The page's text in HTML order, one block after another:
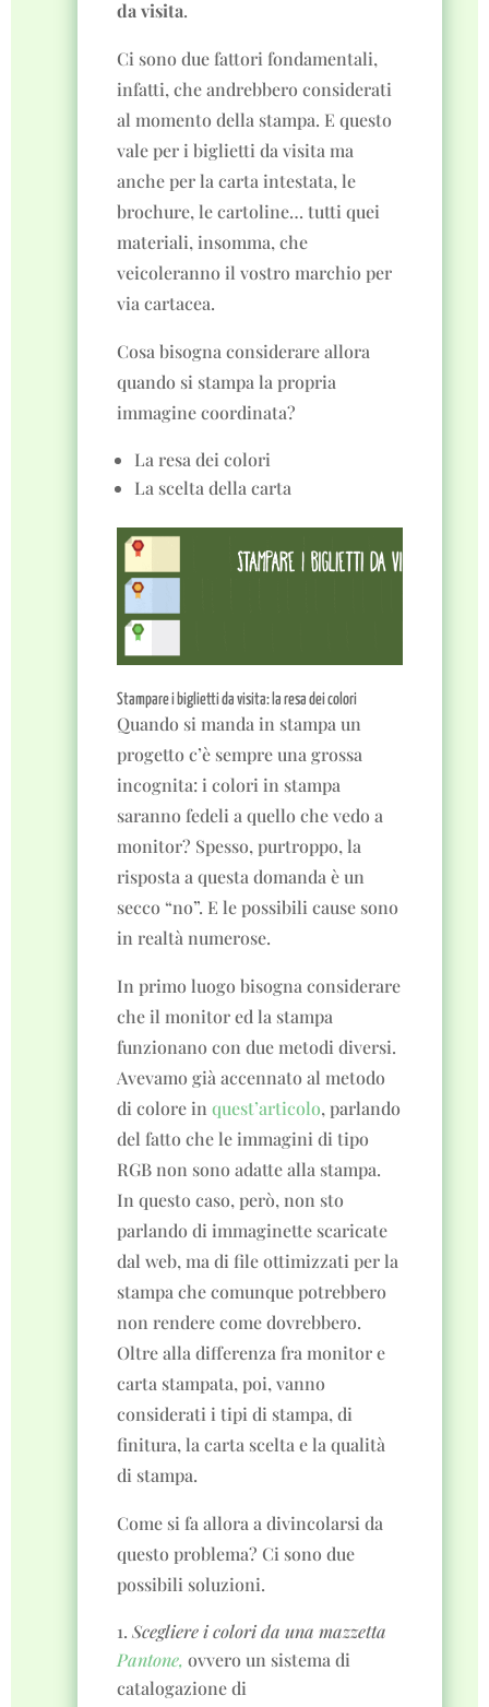
da visita.
Ci sono due fattori fondamentali,
infatti, che andrebbero considerati
al momento della stampa. E questo
vale per i biglietti da visita ma
anche per la carta intestata, le
brochure, le cartoline… tutti quei
materiali, insomma, che
veicoleranno il vostro marchio per
via cartacea.
Cosa bisogna considerare allora
quando si stampa la propria
immagine coordinata?
La resa dei colori
La scelta della carta
Stampare i biglietti da visita: la resa dei colori
Quando si manda in stampa un
progetto c’è sempre una grossa
incognita: i colori in stampa
saranno fedeli a quello che vedo a
monitor? Spesso, purtroppo, la
risposta a questa domanda è un
secco “no”. E le possibili cause sono
in realtà numerose.
In primo luogo bisogna considerare
che il monitor ed la stampa
funzionano con due metodi diversi.
Avevamo già accennato al metodo
di colore inquest’articolo, parlando
del fatto che le immagini di tipo
RGB non sono adatte alla stampa.
In questo caso, però, non sto
parlando di immaginette scaricate
dal web, ma di file ottimizzati per la
stampa che comunque potrebbero
non rendere come dovrebbero.
Oltre alla differenza fra monitor e
carta stampata, poi, vanno
considerati i tipi di stampa, di
finitura, la carta scelta e la qualità
di stampa.
Come si fa allora a divincolarsi da
questo problema? Ci sono due
possibili soluzioni.
Scegliere i colori da una mazzetta
Pantone, ovvero un sistema di
catalogazione di